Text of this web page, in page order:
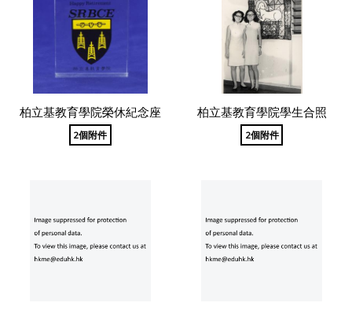
柏立基教育學院榮休紀念座
2個附件
柏立基教育學院學生合照
2個附件